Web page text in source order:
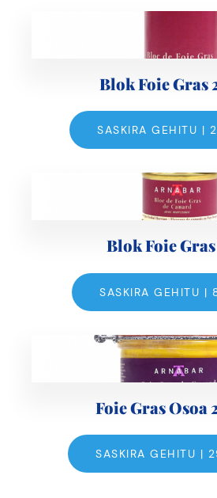
Blok Foie Gras
SASKIRA GEHITU |
Blok Foie Gras
SASKIRA GEHITU |
Foie Gras Osoa
SASKIRA GEHITU |